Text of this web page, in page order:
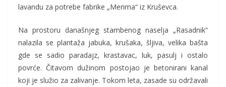
lavandu za potrebe fabrike „Merima“ iz Kruševca.
Na prostoru današnjeg stambenog naselja „Rasadnik“
nalazila se plantaža jabuka, krušaka, šljiva, velika bašta
gde se sadio paradajz, krastavac, luk, pasulj i ostalo
povrće. Čitavom dužinom postojao je betonirani kanal
koji je služio za zalivanje. Tokom leta, zasade su održavali